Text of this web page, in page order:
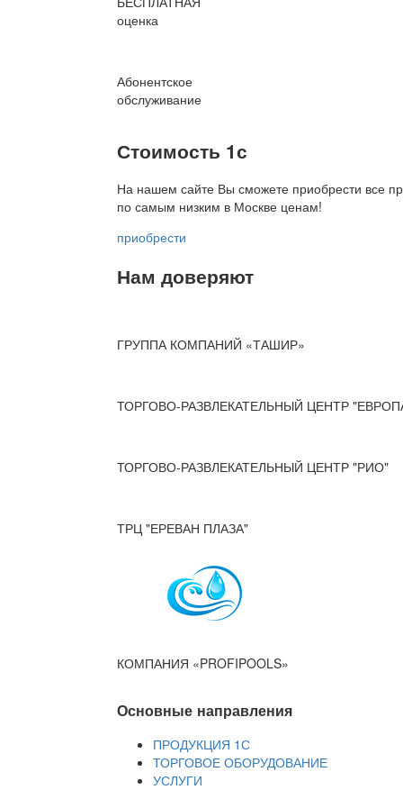
оценка
Абонентское
обслуживание
Стоимость 1с
На нашем сайте Вы сможете приобрести все
по самым низким в Москве ценам!
приобрести
Нам доверяют
ГРУППА КОМПАНИЙ «ТАШИР»
ТОРГОВО-РАЗВЛЕКАТЕЛЬНЫЙ ЦЕНТР
ТОРГОВО-РАЗВЛЕКАТЕЛЬНЫЙ ЦЕНТР "РИО"
ТРЦ "ЕРЕВАН ПЛАЗА"
КОМПАНИЯ «PROFIPOOLS»
Основные направления
ПРОДУКЦИЯ 1С
ТОРГОВОЕ ОБОРУДОВАНИЕ
УСЛУГИ